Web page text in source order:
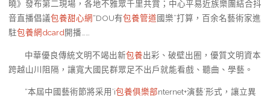
曉》發布第二現場，各地不雅眾千里共賞；中心平易近族樂團結合抖
音直播倡議包養甜心網“DOU有包養管道國樂”打算，百余名藝術家進
駐包養網dcard開播……
中華優良傳統文明不竭出新包養出彩、破壁出圈，優質文明資本
跨越山川阻隔，讓寬大國民群眾足不出戶就能看戲、聽曲、學藝。
“本屆中國藝術節將采用‘i包養俱樂部nternet+演藝’形式，讓立異